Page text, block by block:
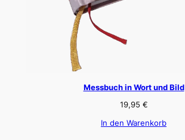
Messbuch in Wort und Bild
19,95 €
In den Warenkorb